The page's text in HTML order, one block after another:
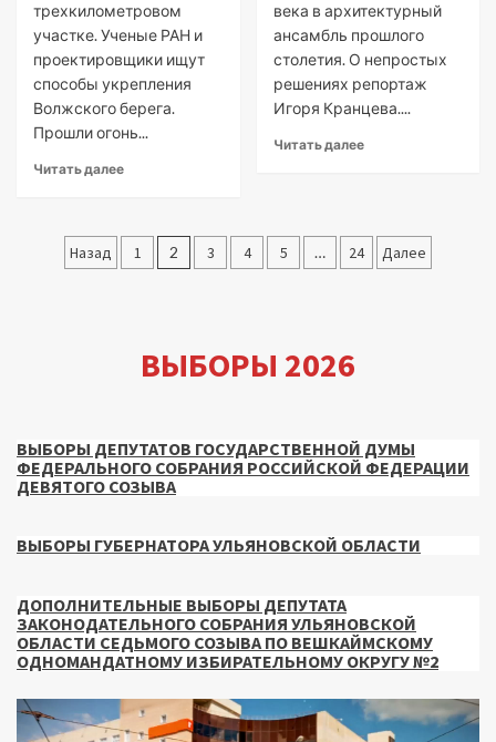
трехкилометровом
участке. Ученые РАН и
проектировщики ищут
способы укрепления
Волжского берега.
Прошли огонь...
Читать далее
века в архитектурный
ансамбль прошлого
столетия. О непростых
решениях репортаж
Игоря Кранцева....
Читать далее
Пагинация
Назад 1 2 3 4 5 … 24 Далее
ВЫБОРЫ 2026
ВЫБОРЫ ДЕПУТАТОВ ГОСУДАРСТВЕННОЙ ДУМЫ
ФЕДЕРАЛЬНОГО СОБРАНИЯ РОССИЙСКОЙ ФЕДЕРАЦИИ
ДЕВЯТОГО СОЗЫВА
ВЫБОРЫ ГУБЕРНАТОРА УЛЬЯНОВСКОЙ ОБЛАСТИ
ДОПОЛНИТЕЛЬНЫЕ ВЫБОРЫ ДЕПУТАТА
ЗАКОНОДАТЕЛЬНОГО СОБРАНИЯ УЛЬЯНОВСКОЙ
ОБЛАСТИ СЕДЬМОГО СОЗЫВА ПО ВЕШКАЙМСКОМУ
ОДНОМАНДАТНОМУ ИЗБИРАТЕЛЬНОМУ ОКРУГУ №2